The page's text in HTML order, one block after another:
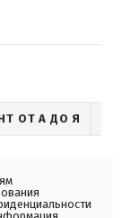
ОТ А ДО Я